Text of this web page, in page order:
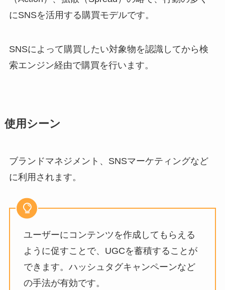
にSNSを活用する購買モデルです。
SNSによって購買したい対象物を認識してから検
索エンジン経由で購買を行います。
使用シーン
ブランドマネジメント、SNSマーケティングなど
に利用されます。
ユーザーにコンテンツを作成してもらえる
ように促すことで、UGCを蓄積することが
できます。ハッシュタグキャンペーンなど
の手法が有効です。